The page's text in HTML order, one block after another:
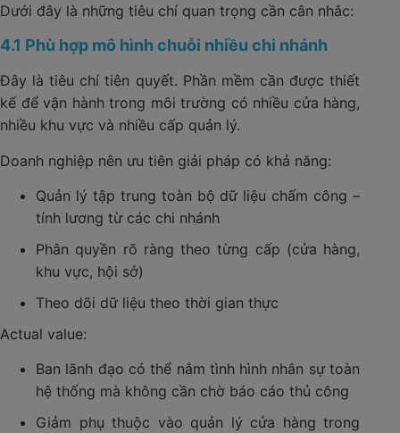
Dưới đây là những tiêu chí quan trọng cần cân nhắc:
4.1 Phù hợp mô hình chuỗi nhiều chi nhánh
Đây là tiêu chí tiên quyết. Phần mềm cần được thiết
kế để vận hành trong môi trường có nhiều cửa hàng,
nhiều khu vực và nhiều cấp quản lý.
Doanh nghiệp nên ưu tiên giải pháp có khả năng:
Quản lý tập trung toàn bộ dữ liệu chấm công –
tính lương từ các chi nhánh
Phân quyền rõ ràng theo từng cấp (cửa hàng,
khu vực, hội sở)
Theo dõi dữ liệu theo thời gian thực
Actual value:
Ban lãnh đạo có thể nắm tình hình nhân sự toàn
hệ thống mà không cần chờ báo cáo thủ công
Giảm phụ thuộc vào quản lý cửa hàng trong